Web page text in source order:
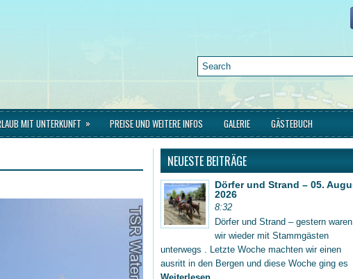
MIT UNTERKUNFT » PREISE UND WEITERE INFOS GALERIE GÄSTEBUCH
NEUESTE BEITRÄGE
Dörfer und Strand – 05.
2026
8:32
Dörfer und Strand – gestern waren
wir wieder mit Stammgästen
unterwegs . Letzte Woche machten wir einen
ausritt in den Bergen und diese Woche ging es